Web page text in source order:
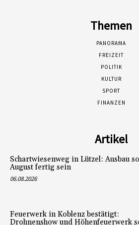
Themen
PANORAMA
FREIZEIT
POLITIK
KULTUR
SPORT
FINANZEN
Artikel
Schartwiesenweg in Lützel: Ausbau
August fertig sein
06.08.2026
Feuerwerk in Koblenz bestätigt:
Drohnenshow und Höhenfeuerwerk